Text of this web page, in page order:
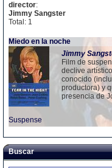
director:
Jimmy Sangster
Total: 1
Miedo en la noche
Jimmy
Film de
declive
conocido
productora) y
presencia de
Suspense
Buscar